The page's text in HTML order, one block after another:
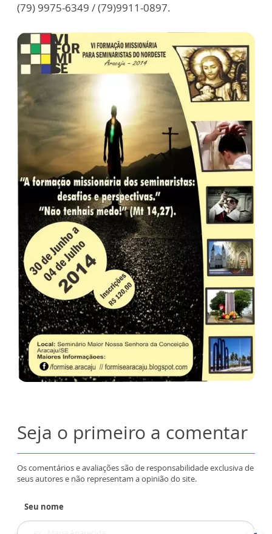
(79) 9975-6349 / (79)9911-0897.
Seja o primeiro a comentar
Os comentários e avaliações são de responsabilidade exclusiva de
seus autores e não representam a opinião do site.
Seu nome